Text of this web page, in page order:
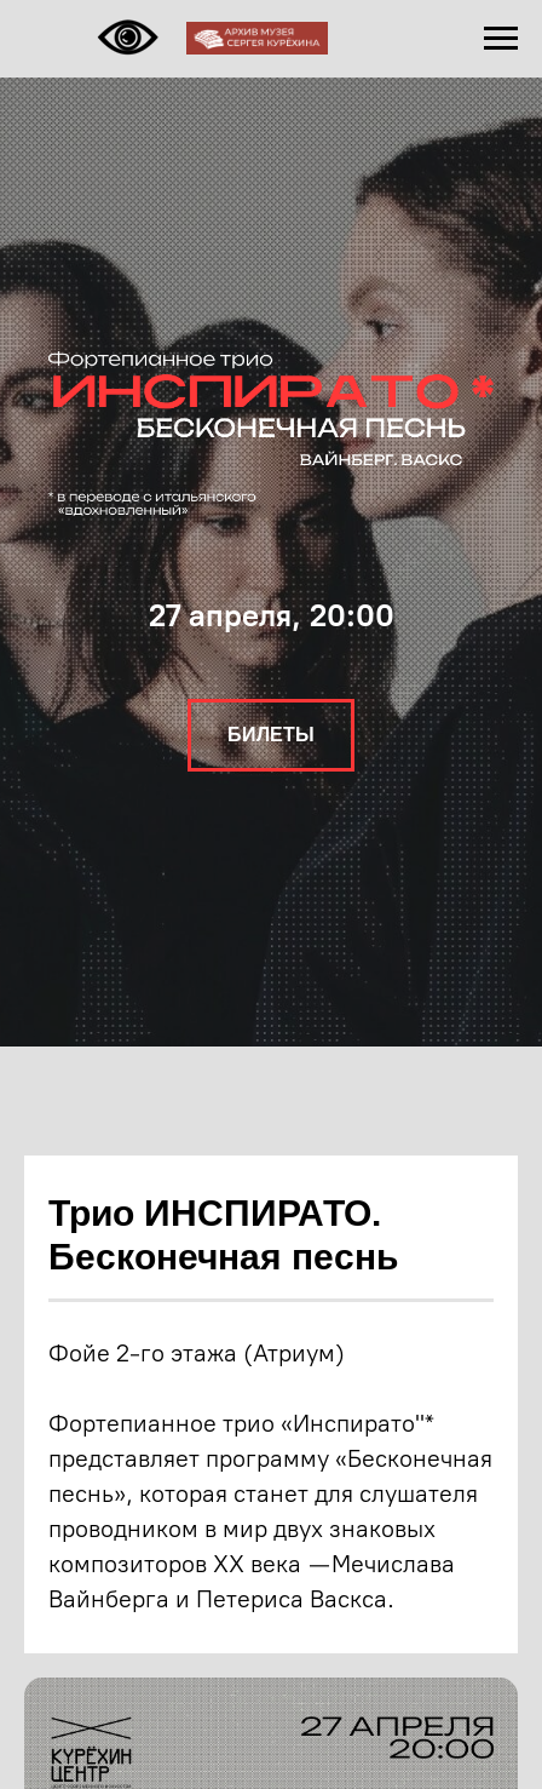
27 апреля, 20:00
БИЛЕТЫ
Трио ИНСПИРАТО.
Бесконечная песнь
Фойе 2-го этажа (Атриум)
Фортепианное трио «Инспирато"*
представляет программу «Бесконечная
песнь», которая станет для слушателя
проводником в мир двух знаковых
композиторов XX века — Мечислава
Вайнберга и Петериса Васкса.